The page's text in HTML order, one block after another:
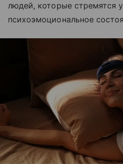
людей, которые стремятся
психоэмоциональное